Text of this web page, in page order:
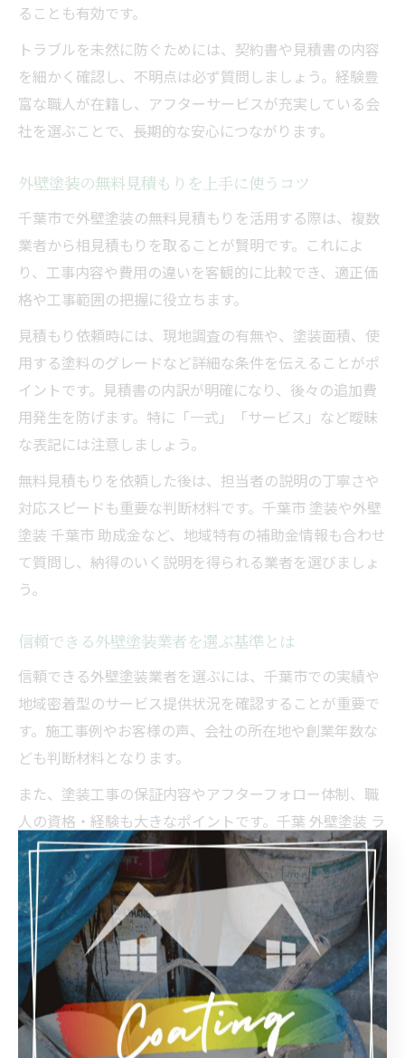
ることも有効です。
トラブルを未然に防ぐためには、契約書や見積書の内容
を細かく確認し、不明点は必ず質問しましょう。経験豊
富な職人が在籍し、アフターサービスが充実している会
社を選ぶことで、長期的な安心につながります。
外壁塗装の無料見積もりを上手に使うコツ
千葉市で外壁塗装の無料見積もりを活用する際は、複数
業者から相見積もりを取ることが賢明です。これによ
り、工事内容や費用の違いを客観的に比較でき、適正価
格や工事範囲の把握に役立ちます。
見積もり依頼時には、現地調査の有無や、塗装面積、使
用する塗料のグレードなど詳細な条件を伝えることがポ
イントです。見積書の内訳が明確になり、後々の追加費
用発生を防げます。特に「一式」「サービス」など曖昧
な表記には注意しましょう。
無料見積もりを依頼した後は、担当者の説明の丁寧さや
対応スピードも重要な判断材料です。千葉市 塗装や外壁
塗装 千葉市 助成金など、地域特有の補助金情報も合わせ
て質問し、納得のいく説明を得られる業者を選びましょ
う。
信頼できる外壁塗装業者を選ぶ基準とは
信頼できる外壁塗装業者を選ぶには、千葉市での実績や
地域密着型のサービス提供状況を確認することが重要で
す。施工事例やお客様の声、会社の所在地や創業年数な
ども判断材料となります。
また、塗装工事の保証内容やアフターフォロー体制、職
人の資格・経験も大きなポイントです。千葉 外壁塗装 ラ
ンキングや口コミ評価、第三者機関による認定や表彰歴
があるかもチェックしましょう。千葉市内の現地調査や
相談が無料で受けられる業者は、顧客対応にも自信があ
る証拠です。
最後に、契約前に必ず複数の業者を比較し、見積もり内
容や説明の分かりやすさを重視しましょう。信頼できる
業者に依頼することで、外壁塗装補修の仕上がりや長期
的な住まいの安心につながります。